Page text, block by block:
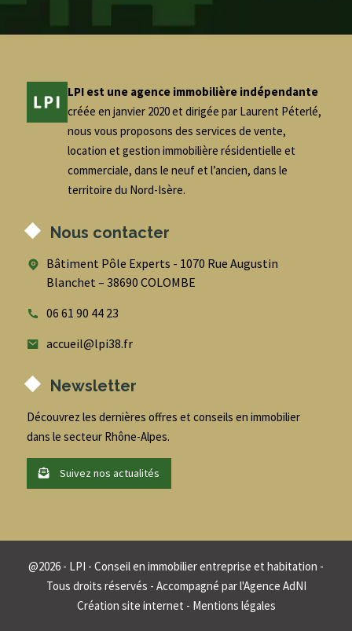
LPI est une agence immobilière indépendante
créée en janvier 2020 et dirigée par Laurent Péterlé,
nous vous proposons des services de vente,
location et gestion immobilière résidentielle et
commerciale, dans le neuf et l’ancien, dans le
territoire du Nord-Isère.
Nous contacter
Bâtiment Pôle Experts - 1070 Rue Augustin
Blanchet – 38690 COLOMBE
06 61 90 44 23
accueil@lpi38.fr
Newsletter
Découvrez les dernières offres et conseils en immobilier
dans le secteur Rhône-Alpes.
Suivez nos actualités
@2026 - LPI - Conseil en immobilier entreprise et habitation -
Tous droits réservés - Accompagné parl'Agence AdNI
Création site internet - Mentions légales